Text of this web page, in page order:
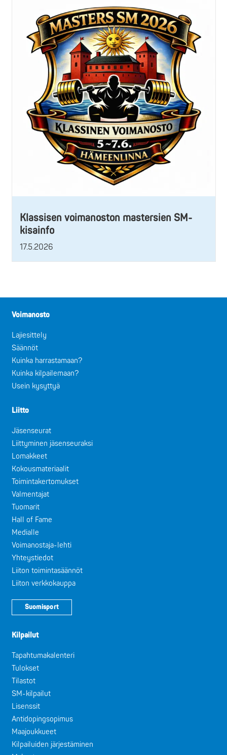
Klassisen voimanoston mastersien SM-
kisainfo
17.5.2026
Voimanosto
Lajiesittely
Säännöt
Kuinka harrastamaan?
Kuinka kilpailemaan?
Usein kysyttyä
Liitto
Jäsenseurat
Liittyminen jäsenseuraksi
Lomakkeet
Kokousmateriaalit
Toimintakertomukset
Valmentajat
Tuomarit
Hall of Fame
Medialle
Voimanostaja-lehti
Yhteystiedot
Liiton toimintasäännöt
Liiton verkkokauppa
Suomisport
Kilpailut
Tapahtumakalenteri
Tulokset
Tilastot
SM-kilpailut
Lisenssit
Antidopingsopimus
Maajoukkueet
Kilpailuiden järjestäminen